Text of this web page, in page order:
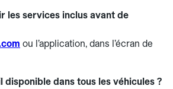
les services inclus avant de
ou l’application, dans l’écran de
disponible dans tous les véhicules ?